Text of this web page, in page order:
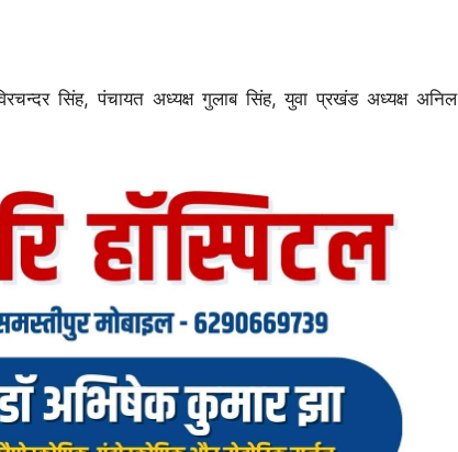
सिंह, पंचायत अध्यक्ष गुलाब सिंह, युवा प्रखंड अध्यक्ष अनिल